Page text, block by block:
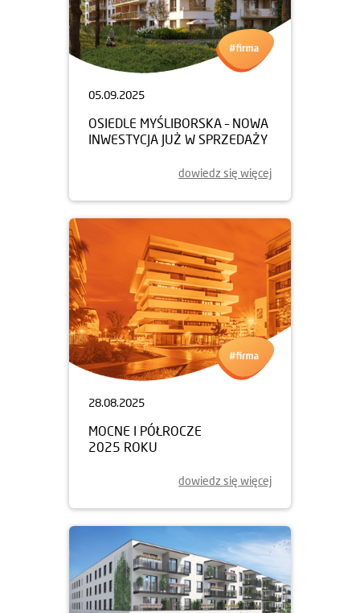
05.09.2025
OSIEDLE MYŚLIBORSKA – NOWA
INWESTYCJA JUŻ W SPRZEDAŻY
dowiedz się więcej
28.08.2025
MOCNE I PÓŁROCZE
2025 ROKU
dowiedz się więcej